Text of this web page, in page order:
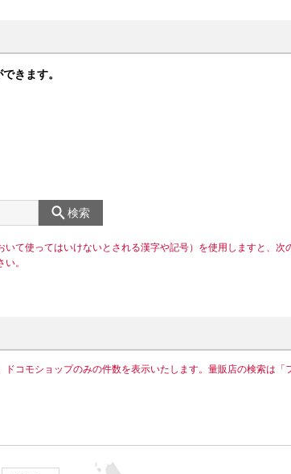
きます。
検索
て使ってはいけないとされる漢字や記号）を使用しますと、次
。
ドコモショップのみの件数を表示いたします。量販店の検索は「